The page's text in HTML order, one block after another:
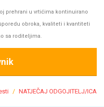
prehrani u vrtićima kontinuirano
obroka, kvaliteti i kvantiteti
sa roditeljima.
NATJEČAJ ODGOJITELJ/ICA